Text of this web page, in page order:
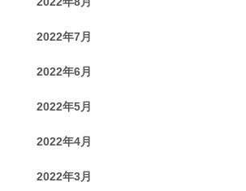
2022年7月
2022年6月
2022年5月
2022年4月
2022年3月